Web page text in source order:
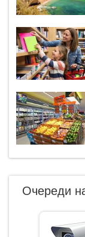
Очереди